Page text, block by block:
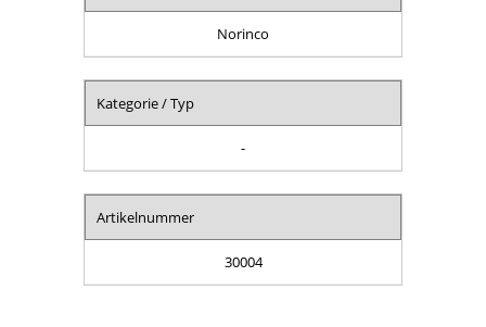
Norinco
Kategorie / Typ
-
Artikelnummer
30004